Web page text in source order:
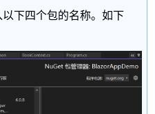
下四个包的名称。如下